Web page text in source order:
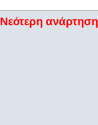
Νεότερη ανάρτηση